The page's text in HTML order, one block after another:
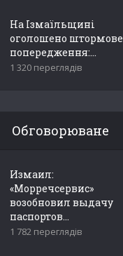
На Ізмаїльщині
оголошено штормове
попередження:...
1 320 переглядів
Обговорюване
Измаил:
«Морречсервис»
возобновил выдачу
паспортов...
1 782 переглядів